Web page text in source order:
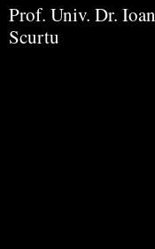
Prof. Univ. Dr. Ioan
Scurtu